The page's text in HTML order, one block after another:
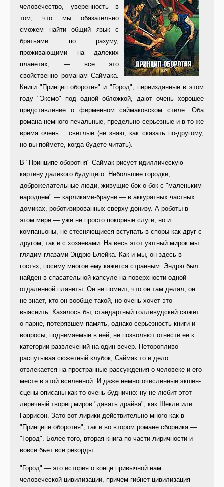
человечество, уверенность в
том, что мы обязательно
сможем найти общий язык с
братьями по разуму,
проживающими на далеких
планетах, — все это
свойственно романам Саймака.
Книги "Принцип оборотня" и "Город", переизданные в этом
году "Эксмо" под одной обложкой, дают очень хорошее
представление о фирменном саймаковском стиле. Оба
романа немного печальные, предельно серьезные и в то же
время очень… светлые (не знаю, как сказать по-другому,
но вы поймете, когда будете читать).
В "Принципе оборотня" Саймак рисует идиллическую
картину далекого будущего. Небольшие городки,
доброжелательные люди, живущие бок о бок с "маленьким
народцем" — карликами-брауни — в аккуратных частных
домиках, роботизированных сверху донизу. А роботы в
этом мире — уже не просто покорные слуги, но и
компаньоны, не стесняющиеся вступать в споры как друг с
другом, так и с хозяевами. На весь этот уютный мирок мы
глядим глазами Эндрю Блейка. Как и мы, он здесь в
гостях, посему многое ему кажется странным. Эндрю был
найден в спасательной капсуле на поверхности одной
отдаленной планеты. Он не помнит, что он там делал, он
не знает, кто он вообще такой, но очень хочет это
выяснить. Казалось бы, стандартный голливудский сюжет
о парне, потерявшем память, однако серьезность книги и
вопросы, поднимаемые в ней, не позволяют отнести ее к
категории развлечений на один вечер. Неторопливо
распутывая сюжетный клубок, Саймак то и дело
отвлекается на пространные рассуждения о человеке и его
месте в этой вселенной. И даже немногочисленные экшен-
сцены описаны как-то очень буднично: ну не любит этот
лиричный творец миров "давать драйва", как Шекли или
Гаррисон. Зато вот лирики действительно много как в
"Принципе оборотня", так и во втором романе сборника —
"Город". Более того, вторая книга по части лиричности и
вовсе бьет все рекорды.
"Город" — это история о конце привычной нам
человеческой цивилизации, причем гибнет цивилизация